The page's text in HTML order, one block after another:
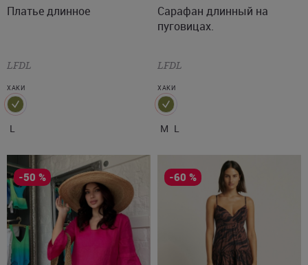
Платье длинное
LFDL
ХАКИ
L
Сарафан длинный на
пуговицах.
LFDL
ХАКИ
M L
-50 % -60 %